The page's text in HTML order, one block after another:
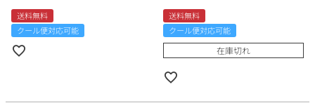
送料無料
クール便対応可能
送料無料
クール便対応可能
在庫切れ